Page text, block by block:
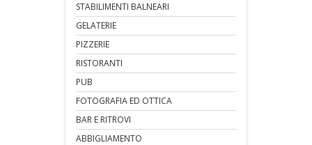
STABILIMENTI BALNEARI
GELATERIE
PIZZERIE
RISTORANTI
PUB
FOTOGRAFIA ED OTTICA
BAR E RITROVI
ABBIGLIAMENTO